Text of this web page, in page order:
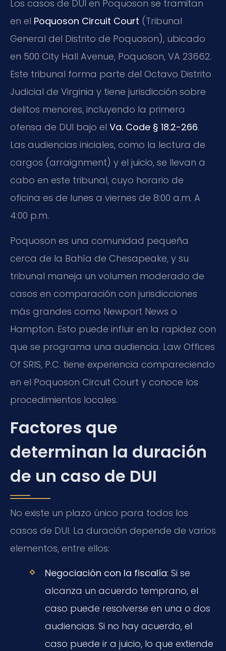
Los casos de DUI en Poquoson se tramitan
en el Poquoson Circuit Court (Tribunal
General del Distrito de Poquoson), ubicado
en 500 City Hall Avenue, Poquoson, VA 23662.
Este tribunal forma parte del Octavo Distrito
Judicial de Virginia y tiene jurisdicción sobre
delitos menores, incluyendo la primera
ofensa de DUI bajo el Va. Code § 18.2-266.
Las audiencias iniciales, como la lectura de
cargos (arraignment) y el juicio, se llevan a
cabo en este tribunal, cuyo horario de
oficina es de lunes a viernes de 8:00 a.m. A
4:00 p.m.
Poquoson es una comunidad pequeña
cerca de la Bahía de Chesapeake, y su
tribunal maneja un volumen moderado de
casos en comparación con jurisdicciones
más grandes como Newport News o
Hampton. Esto puede influir en la rapidez con
que se programa una audiencia. Law Offices
Of SRIS, P.C. tiene experiencia compareciendo
en el Poquoson Circuit Court y conoce los
procedimientos locales.
Factores que
determinan la duración
de un caso de DUI
No existe un plazo único para todos los
casos de DUI. La duración depende de varios
elementos, entre ellos:
Negociación con la fiscalía: Si se
alcanza un acuerdo temprano, el
caso puede resolverse en una o dos
audiencias. Si no hay acuerdo, el
caso puede ir a juicio, lo que extiende